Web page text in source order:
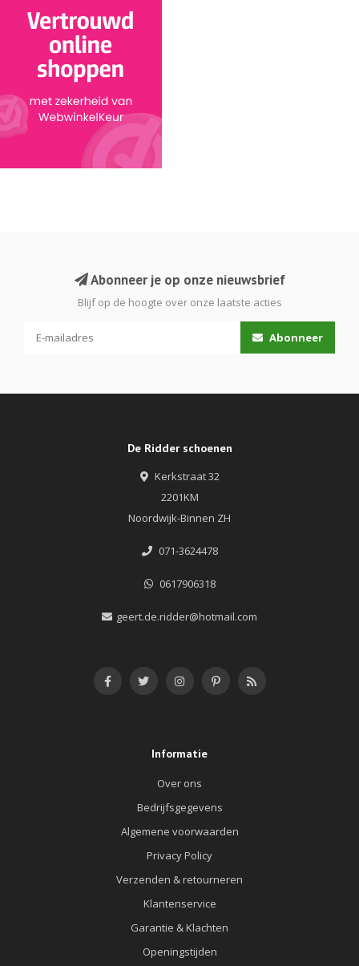
Abonneer je op onze nieuwsbrief
Blijf op de hoogte over onze laatste acties
Abonneer
De Ridder schoenen
Kerkstraat 32
2201KM
Noordwijk-Binnen ZH
071-3624478
0617906318
geert.de.ridder@hotmail.com
Informatie
Over ons
Bedrijfsgegevens
Algemene voorwaarden
Privacy Policy
Verzenden & retourneren
Klantenservice
Garantie & Klachten
Openingstijden